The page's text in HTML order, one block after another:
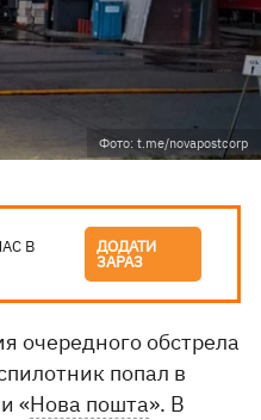
Фото: t.me/novapostcorp
В ДОДАТИ
ЗАРАЗ
очередного обстрела
попал в
«Нова пошта». В